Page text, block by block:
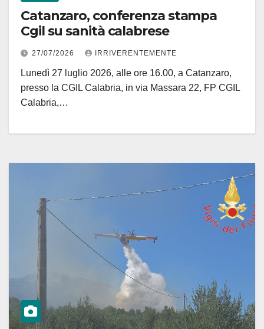
Catanzaro, conferenza stampa
Cgil su sanità calabrese
27/07/2026 IRRIVERENTEMENTE
Lunedì 27 luglio 2026, alle ore 16.00, a Catanzaro,
presso la CGIL Calabria, in via Massara 22, FP CGIL
Calabria,…